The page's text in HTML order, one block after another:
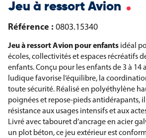
Jeu à ressort Avion
Référence : 0803.15340
Jeu à ressort Avion pour enfants idéal
écoles, collectivités et espaces récréatifs
enfants. Conçu pour les enfants de 3 à 14
ludique favorise l’équilibre, la
toute sécurité. Réalisé en polyéthylène
poignées et repose-pieds antidérapants,
résistance aux usages intensifs et aux
Livré avec tabouret d’ancrage en acier
un plot béton, ce jeu extérieur est